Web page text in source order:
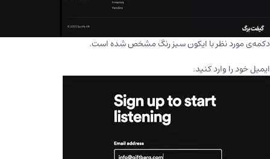
دکمه‌ی مورد نظر با ایکون سبز رنگ مشخص شده است.
ایمیل خود را وارد کنید.